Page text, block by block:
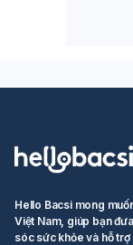
Hello Bacsi mong
Việt Nam, giúp bạn
sóc sức khỏe và hỗ